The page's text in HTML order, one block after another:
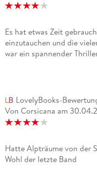
Es hat etwas Zeit
einzutauchen und die
war ein spannender
LovelyBooks-
Von Corsicana am
Hatte Alpträume von der
Wohl der letzte Band